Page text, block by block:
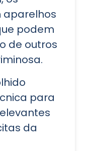
aparelhos
podem
de outros
para
da